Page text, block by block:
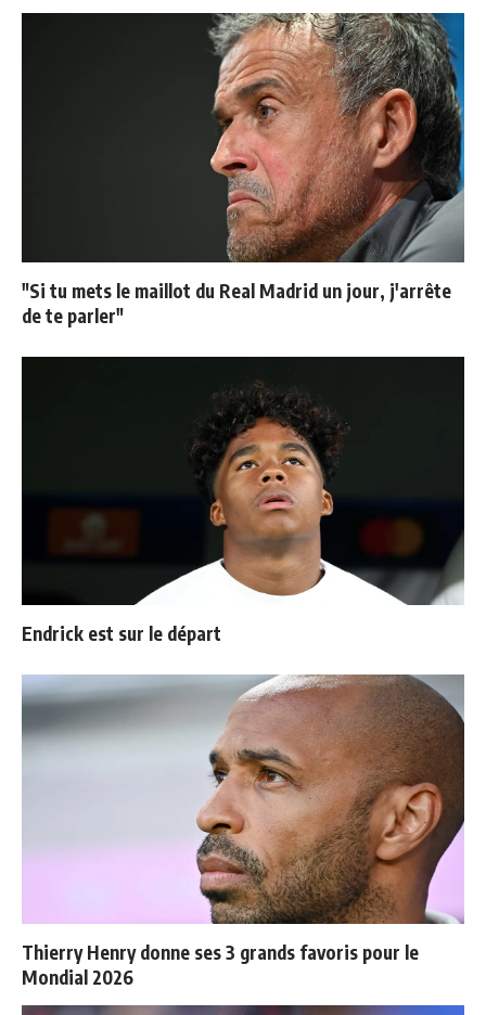
"Si tu mets le maillot du Real Madrid un jour, j'arrête
de te parler"
Endrick est sur le départ
Thierry Henry donne ses 3 grands favoris pour le
Mondial 2026